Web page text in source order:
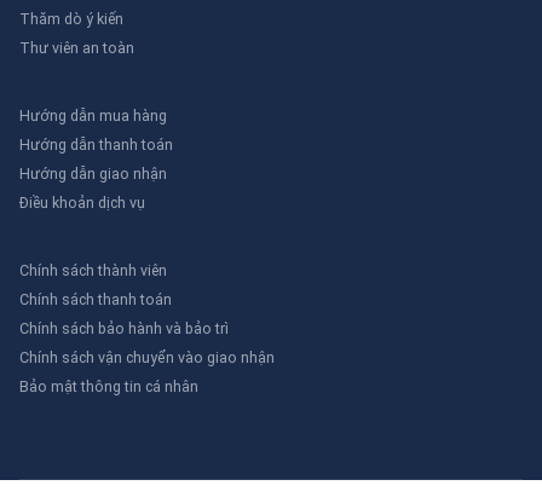
Thăm dò ý kiến
Thư viên an toàn
Hướng dẫn mua hàng
Hướng dẫn thanh toán
Hướng dẫn giao nhận
Điều khoản dịch vụ
Chính sách thành viên
Chính sách thanh toán
Chính sách bảo hành và bảo trì
Chính sách vận chuyển vào giao nhận
Bảo mật thông tin cá nhân